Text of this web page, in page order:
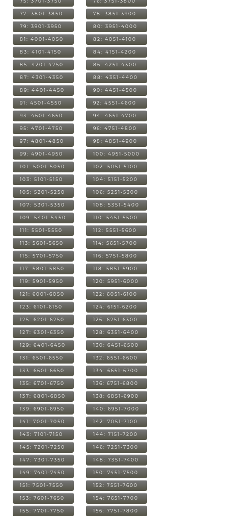
77: 3801-3850 78: 3851-3900
79: 3901-3950 80: 3951-4000
81: 4001-4050 82: 4051-4100
83: 4101-4150 84: 4151-4200
85: 4201-4250 86: 4251-4300
87: 4301-4350 88: 4351-4400
89: 4401-4450 90: 4451-4500
91: 4501-4550 92: 4551-4600
93: 4601-4650 94: 4651-4700
95: 4701-4750 96: 4751-4800
97: 4801-4850 98: 4851-4900
99: 4901-4950 100: 4951-5000
101: 5001-5050 102: 5051-5100
103: 5101-5150 104: 5151-5200
105: 5201-5250 106: 5251-5300
107: 5301-5350 108: 5351-5400
109: 5401-5450 110: 5451-5500
111: 5501-5550 112: 5551-5600
113: 5601-5650 114: 5651-5700
115: 5701-5750 116: 5751-5800
117: 5801-5850 118: 5851-5900
119: 5901-5950 120: 5951-6000
121: 6001-6050 122: 6051-6100
123: 6101-6150 124: 6151-6200
125: 6201-6250 126: 6251-6300
127: 6301-6350 128: 6351-6400
129: 6401-6450 130: 6451-6500
131: 6501-6550 132: 6551-6600
133: 6601-6650 134: 6651-6700
135: 6701-6750 136: 6751-6800
137: 6801-6850 138: 6851-6900
139: 6901-6950 140: 6951-7000
141: 7001-7050 142: 7051-7100
143: 7101-7150 144: 7151-7200
145: 7201-7250 146: 7251-7300
147: 7301-7350 148: 7351-7400
149: 7401-7450 150: 7451-7500
151: 7501-7550 152: 7551-7600
153: 7601-7650 154: 7651-7700
155: 7701-7750 156: 7751-7800